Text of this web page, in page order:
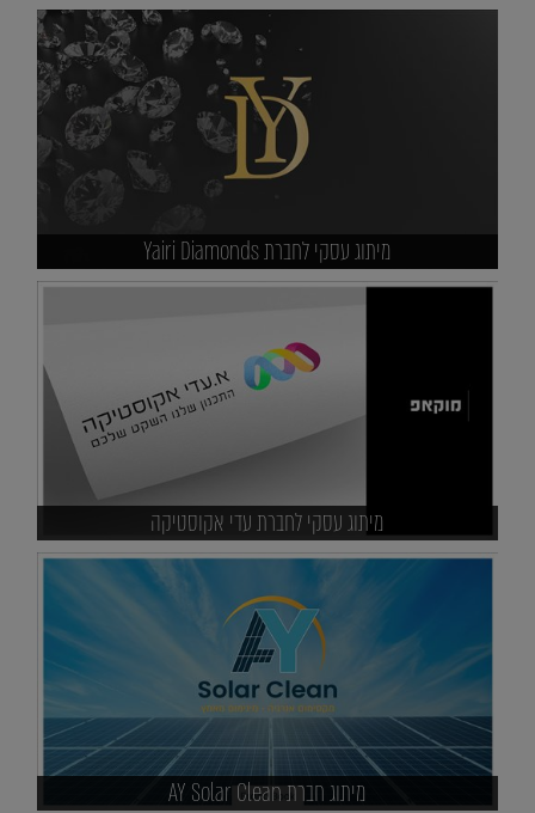
מיתוג עסקי לחברת Yairi Diamonds
מיתוג עסקי לחברת עדי אקוסטיקה
מיתוג חברת AY Solar Clean